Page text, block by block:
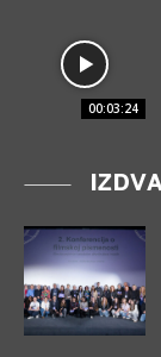
00:03:24